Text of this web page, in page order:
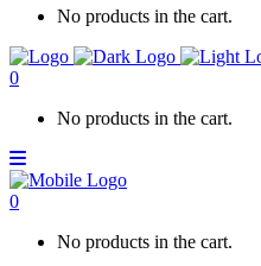
No products in the cart.
0
No products in the cart.
0
No products in the cart.